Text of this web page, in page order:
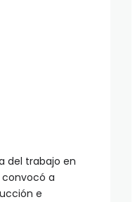
del trabajo en
a
e